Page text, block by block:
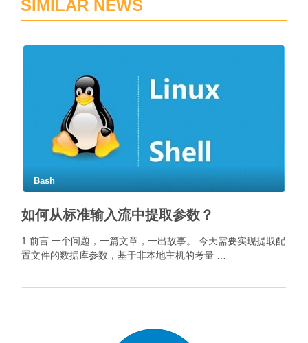
SIMILAR NEWS
Bash
如何从标准输入流中提取参数？
1 前言 一个问题，一篇文章，一出故事。 今天需要实现提取配
置文件的数据库参数，基于非本地主机的考量 …